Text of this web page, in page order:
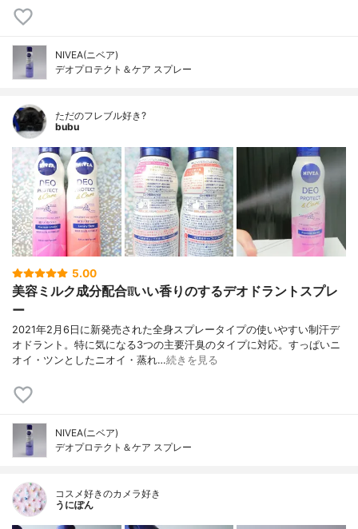
NIVEA(ニベア)
デオプロテクト＆ケア スプレー
ただのフレブル好き?
bubu
5.00
美容ミルク成分配合❕❕いい香りのするデオドラントスプレ
ー
2021年2月6日に新発売された全身スプレータイプの使いやすい制汗デ
オドラント。特に気になる3つの主要汗臭のタイプに対応。すっぱいニ
オイ・ツンとしたニオイ・蒸れ…続きを見る
NIVEA(ニベア)
デオプロテクト＆ケア スプレー
コスメ好きのカメラ好き
うにぽん